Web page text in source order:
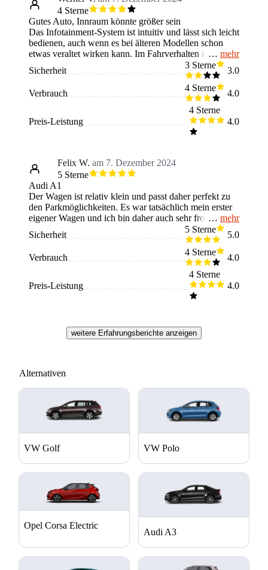
4 Sterne
Gutes Auto, Innraum könnte größer sein
Das Infotainment-System ist intuitiv und lässt sich leicht
bedienen, auch wenn es bei älteren Modellen schon
etwas veraltet wirken kann. Im Fahrverhalten ist der A1
absolut souverän. Das Fahrwerk ist gut abgestimmt,
und er fährt sich trotz seiner kompakten Größe
angenehm ruhig und stabil. Der Motor ist sparsam und
bringt gleichzeitig viel Leistung mit sich. Der einzige
Nachteil ist, dass der Innenraum etwas klein ist.
mehr
Sicherheit
3 Sterne
3.0
Verbrauch
4 Sterne
4.0
Preis-Leistung
4 Sterne
4.0
Felix W. am 7. Dezember 2024
5 Sterne
Audi A1
Der Wagen ist relativ klein und passt daher perfekt zu
den Parkmöglichkeiten. Es war tatsächlich mein erster
eigener Wagen und ich bin daher auch sehr froh
darüber, dass sich die Kosten nicht türmen. Ich zahle
eine echt niedrige Summe für die Versicherung im Jahr
und bin sehr zufrieden. Für kurze Strecken oder
Ausflüge ist er perfekt. Da er klein ist. Dies ist speziell
in der Stadt von Vorteil. Für Anfänger geeignet.
mehr
Sicherheit
5 Sterne
5.0
Verbrauch
4 Sterne
4.0
Preis-Leistung
4 Sterne
4.0
weitere Erfahrungsberichte anzeigen
Alternativen
VW Golf VW Polo
Opel Corsa Electric
Audi A3